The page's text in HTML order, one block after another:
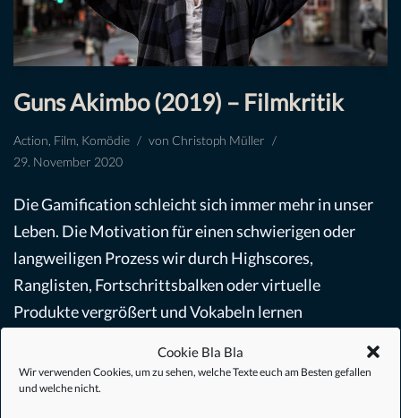
Cookie Bla Bla
Wir verwenden Cookies, um zu sehen, welche Texte euch am Besten gefallen
und welche nicht.
Guns Akimbo (2019) – Filmkritik
Action Film Komödie von Christoph Müller
29. November 2020
Die Gamification schleicht sich immer mehr in unser
Leben. Die Motivation für einen schwierigen oder
langweiligen Prozess wir durch Highscores,
Ranglisten, Fortschrittsbalken oder virtuelle
Produkte vergrößert und Vokabeln lernen